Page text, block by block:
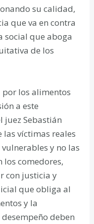
su calidad,
que va en contra
social que aboga
de los
los alimentos
a este
juez Sebastián
las víctimas reales
y no las
los comedores,
con justicia y
que obliga al
y la
deben